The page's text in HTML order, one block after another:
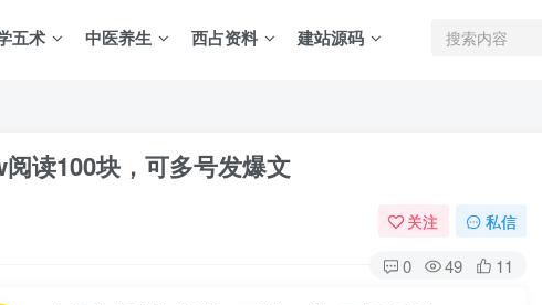
五术 中医养生 西占资料 建站源码
读100块，可多号发爆文
关注 私信
0 49 11